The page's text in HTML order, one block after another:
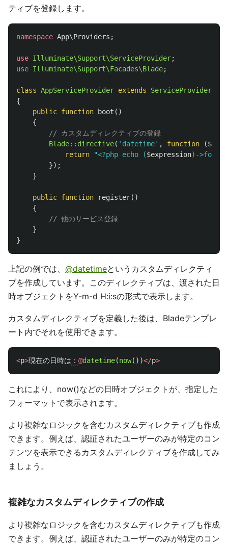
ティブを登録します。
namespace App\Providers ;
use Illuminate\Support\ServiceProvider;
use Illuminate\Support\Facades\Blade;
class AppServiceProvider extends
ServiceProvider
{
public function boot ()
{
// カスタムディレクティブの登録
Blade:: directive( 'datetime' , function (
return
"<?php echo ($expression)-
});
}
public function register()
{
// 他のサービス登録
}
}
上記の例では、 @datetimeというカスタムディレクティ
ブを作成しています。このディレクティブは、渡された日
時オブジェクトをY-m-d H:i:sの形式で表示します。
カスタムディレクティブを定義した後は、Bladeテンプレ
ート内でそれを使用できます。
<p>現在の日時は ： @datetime(now())</p>
これにより、now()などの日時オブジェクトが、指定した
フォーマットで表示されます。
より複雑なロジックを含むカスタムディレクティブも作成
できます。例えば、認証されたユーザーのみが特定のコン
テンツを表示できるカスタムディレクティブを作成してみ
ましょう。
複雑なカスタムディレクティブの作成
より複雑なロジックを含むカスタムディレクティブも作成
できます。例えば、認証されたユーザーのみが特定のコン